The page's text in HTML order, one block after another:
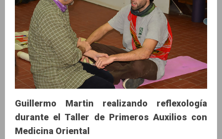
Guillermo Martin realizando reflexología
durante el Taller de Primeros Auxilios con
Medicina Oriental